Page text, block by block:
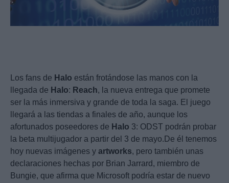
Los fans de Halo están frotándose las manos con la
llegada de Halo: Reach, la nueva entrega que promete
ser la más inmersiva y grande de toda la saga. El juego
llegará a las tiendas a finales de año, aunque los
afortunados poseedores de Halo 3: ODST podrán probar
la beta multijugador a partir del 3 de mayo.De él tenemos
hoy nuevas imágenes y artworks, pero también unas
declaraciones hechas por Brian Jarrard, miembro de
Bungie, que afirma que Microsoft podría estar de nuevo